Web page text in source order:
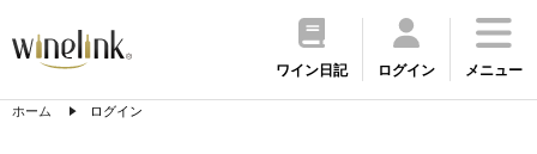
ワイン日記 ログイン メニュー
ホーム ログイン